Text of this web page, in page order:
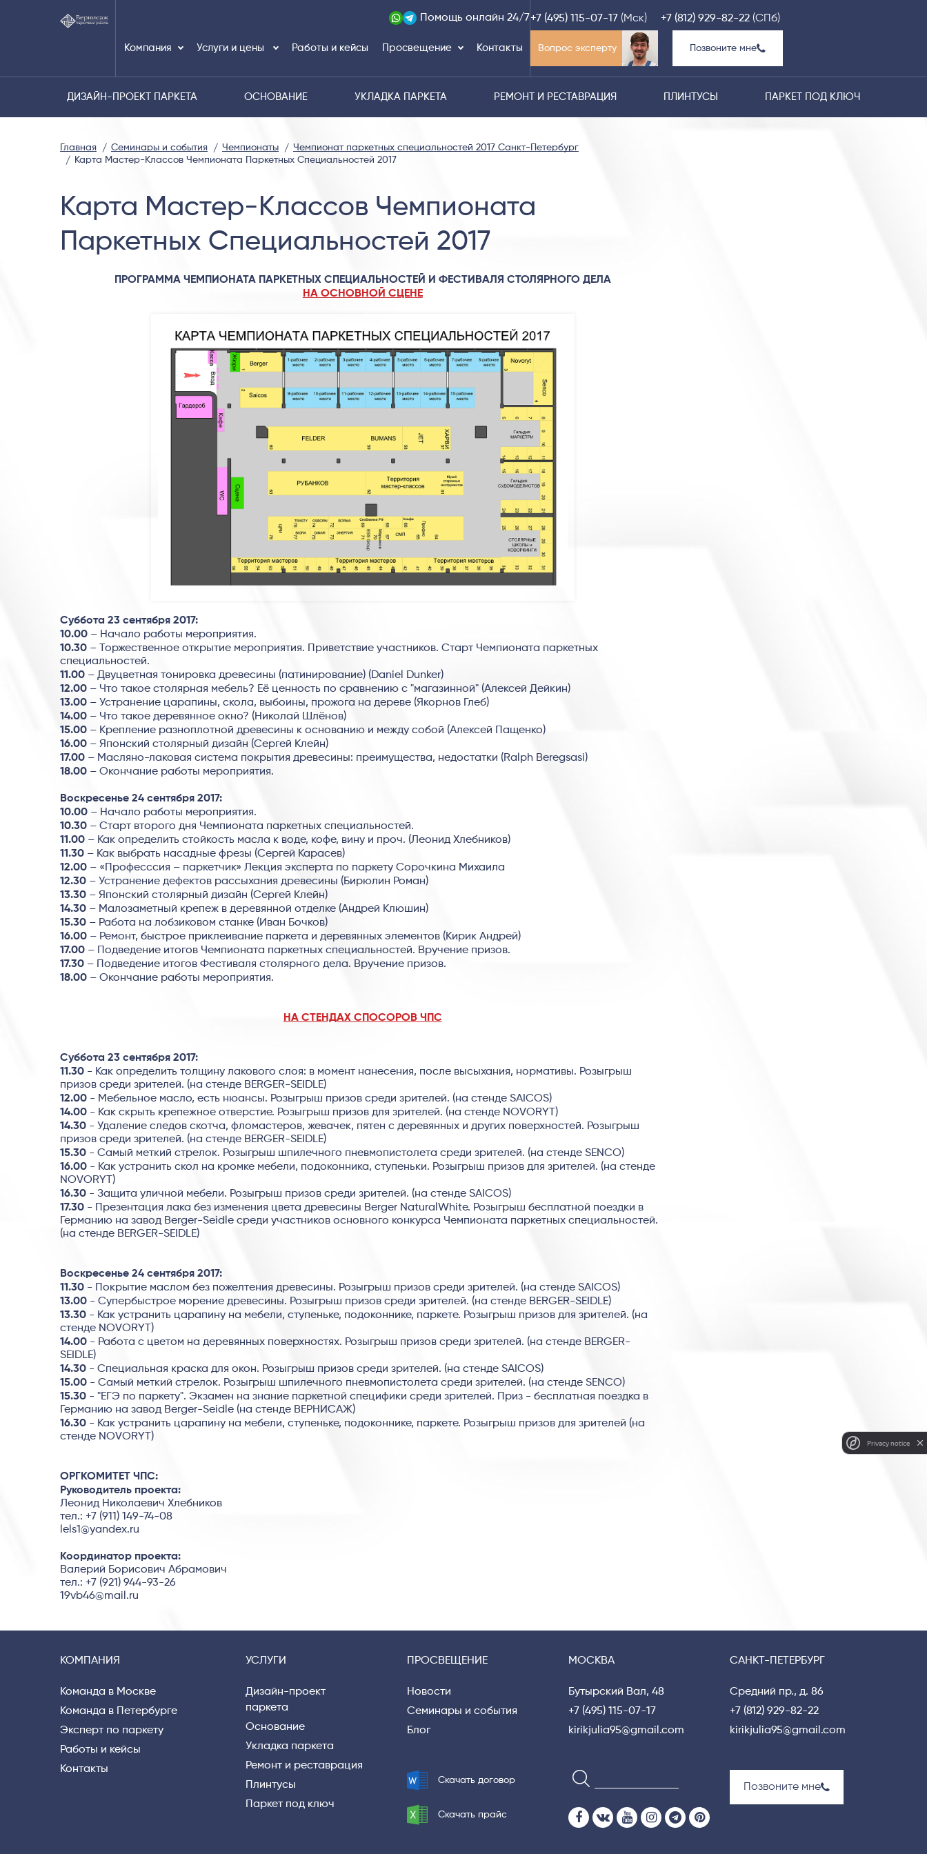
Компания Услуги и цены Работы и кейсы Просвещение Контакты
Помощь онлайн 24/7+7 (495) 115-07-17 (Мск) +7 (812) 929-82-22 (СПб)
Вопрос эксперту Позвоните мне
ДИЗАЙН-ПРОЕКТ ПАРКЕТА ОСНОВАНИЕ УКЛАДКА ПАРКЕТА РЕМОНТ И РЕСТАВРАЦИЯ ПЛИНТУСЫ ПАРКЕТ ПОД КЛЮЧ
Главная Семинары и события Чемпионаты
Чемпионат паркетных специальностей 2017 Санкт-Петербург
Карта Мастер-Классов Чемпионата Паркетных Специальностей 2017
Карта Мастер-Классов Чемпионата
Паркетных Специальностей 2017
ПРОГРАММА ЧЕМПИОНАТА ПАРКЕТНЫХ СПЕЦИАЛЬНОСТЕЙ И ФЕСТИВАЛЯ СТОЛЯРНОГО ДЕЛА
НА ОСНОВНОЙ СЦЕНЕ
Суббота 23 сентября 2017:
10.00 – Начало работы мероприятия.
10.30 – Торжественное открытие мероприятия. Приветствие участников. Старт Чемпионата паркетных
специальностей.
11.00 – Двуцветная тонировка древесины (патинирование) (Daniel Dunker)
12.00 – Что такое столярная мебель? Её ценность по сравнению с "магазинной" (Алексей Дейкин)
13.00 – Устранение царапины, скола, выбоины, прожога на дереве (Якорнов Глеб)
14.00 – Что такое деревянное окно? (Николай Шлёнов)
15.00 – Крепление разноплотной древесины к основанию и между собой (Алексей Пащенко)
16.00 – Японский столярный дизайн (Сергей Клейн)
17.00 – Масляно-лаковая система покрытия древесины: преимущества, недостатки (Ralph Beregsasi)
18.00 – Окончание работы мероприятия.
Воскресенье 24 сентября 2017:
10.00 – Начало работы мероприятия.
10.30 – Старт второго дня Чемпионата паркетных специальностей.
11.00 – Как определить стойкость масла к воде, кофе, вину и проч. (Леонид Хлебников)
11.30 – Как выбрать насадные фрезы (Сергей Карасев)
12.00 – «Професссия – паркетчик» Лекция эксперта по паркету Сорочкина Михаила
12.30 – Устранение дефектов рассыхания древесины (Бирюлин Роман)
13.30 – Японский столярный дизайн (Сергей Клейн)
14.30 – Малозаметный крепеж в деревянной отделке (Андрей Клюшин)
15.30 – Работа на лобзиковом станке (Иван Бочков)
16.00 – Ремонт, быстрое приклеивание паркета и деревянных элементов (Кирик Андрей)
17.00 – Подведение итогов Чемпионата паркетных специальностей. Вручение призов.
17.30 – Подведение итогов Фестиваля столярного дела. Вручение призов.
18.00 – Окончание работы мероприятия.
НА СТЕНДАХ СПОСОРОВ ЧПС
Суббота 23 сентября 2017:
11.30 - Как определить толщину лакового слоя: в момент нанесения, после высыхания, нормативы. Розыгрыш
призов среди зрителей. (на стенде BERGER-SEIDLE)
12.00 - Мебельное масло, есть нюансы. Розыгрыш призов среди зрителей. (на стенде SAICOS)
14.00 - Как скрыть крепежное отверстие. Розыгрыш призов для зрителей. (на стенде NOVORYT)
14.30 - Удаление следов скотча, фломастеров, жевачек, пятен с деревянных и других поверхностей. Розыгрыш
призов среди зрителей. (на стенде BERGER-SEIDLE)
15.30 - Самый меткий стрелок. Розыгрыш шпилечного пневмопистолета среди зрителей. (на стенде SENCO)
16.00 - Как устранить скол на кромке мебели, подоконника, ступеньки. Розыгрыш призов для зрителей. (на стенде
NOVORYT)
16.30 - Защита уличной мебели. Розыгрыш призов среди зрителей. (на стенде SAICOS)
17.30 - Презентация лака без изменения цвета древесины Berger NaturalWhite. Розыгрыш бесплатной поездки в
Германию на завод Berger-Seidle среди участников основного конкурса Чемпионата паркетных специальностей.
(на стенде BERGER-SEIDLE)
Воскресенье 24 сентября 2017:
11.30 - Покрытие маслом без пожелтения древесины. Розыгрыш призов среди зрителей. (на стенде SAICOS)
13.00 - Супербыстрое морение древесины. Розыгрыш призов среди зрителей. (на стенде BERGER-SEIDLE)
13.30 - Как устранить царапину на мебели, ступеньке, подоконнике, паркете. Розыгрыш призов для зрителей. (на
стенде NOVORYT)
14.00 - Работа с цветом на деревянных поверхностях. Розыгрыш призов среди зрителей. (на стенде BERGER-
SEIDLE)
14.30 - Специальная краска для окон. Розыгрыш призов среди зрителей. (на стенде SAICOS)
15.00 - Самый меткий стрелок. Розыгрыш шпилечного пневмопистолета среди зрителей. (на стенде SENCO)
15.30 - "ЕГЭ по паркету". Экзамен на знание паркетной специфики среди зрителей. Приз - бесплатная поездка в
Германию на завод Berger-Seidle (на стенде ВЕРНИСАЖ)
16.30 - Как устранить царапину на мебели, ступеньке, подоконнике, паркете. Розыгрыш призов для зрителей (на
стенде NOVORYT)
ОРГКОМИТЕТ ЧПС:
Руководитель проекта:
Леонид Николаевич Хлебников
тел.: +7 (911) 149-74-08
lels1@yandex.ru
Координатор проекта:
Валерий Борисович Абрамович
тел.: +7 (921) 944-93-26
19vb46@mail.ru
КОМПАНИЯ
Команда в Москве
Команда в Петербурге
Эксперт по паркету
Работы и кейсы
Контакты
УСЛУГИ
Дизайн-проект
паркета
Основание
Укладка паркета
Ремонт и реставрация
Плинтусы
Паркет под ключ
ПРОСВЕЩЕНИЕ
Новости
Семинары и события
Блог
Скачать договор
Скачать прайс
МОСКВА
Бутырский Вал, 48
+7 (495) 115-07-17
kirikjulia95@gmail.com
САНКТ-ПЕТЕРБУРГ
Средний пр., д. 86
+7 (812) 929-82-22
kirikjulia95@gmail.com
Позвоните мне
Privacy notice